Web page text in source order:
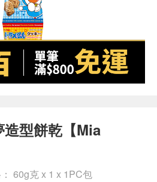
型餅乾【Mia
60g克 x 1 x 1PC包